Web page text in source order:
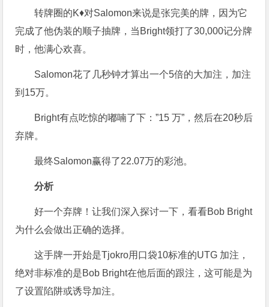
转牌圈的K♦对Salomon来说是张完美的牌，因为它
完成了他伪装的顺子抽牌，当Bright领打了30,000记分牌
时，他满心欢喜。
Salomon花了几秒钟才算出一个5倍的大加注，加注
到15万。
Bright有点吃惊的嘟喃了下：”15 万”，然后在20秒后
弃牌。
最终Salomon赢得了22.07万的彩池。
分析
好一个弃牌！让我们深入探讨一下，看看Bob Bright
为什么会做出正确的选择。
这手牌一开始是Tjokro用口袋10标准的UTG 加注，
绝对非标准的是Bob Bright在他后面的跟注，这可能是为
了设置陷阱或诱导加注。